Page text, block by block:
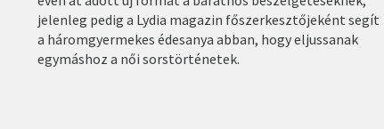
jelenleg pedig a Lydia magazin főszerkesztőjeként segít
a háromgyermekes édesanya abban, hogy eljussanak
egymáshoz a női sorstörténetek.